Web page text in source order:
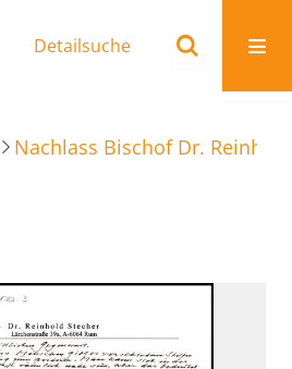
Detailsuche
Nachlass Bischof Dr.